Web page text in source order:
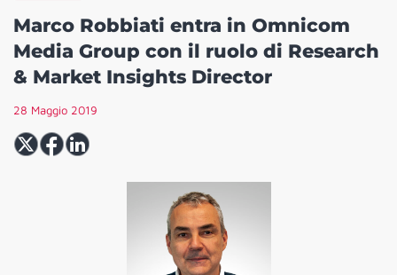
Marco Robbiati entra in Omnicom
Media Group con il ruolo di Research
& Market Insights Director
28 Maggio 2019